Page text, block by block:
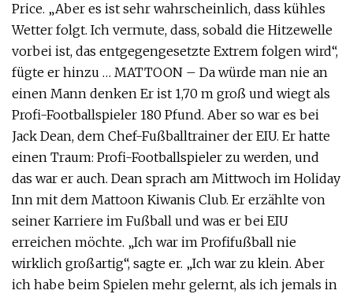
Price. „Aber es ist sehr wahrscheinlich, dass kühles
Wetter folgt. Ich vermute, dass, sobald die Hitzewelle
vorbei ist, das entgegengesetzte Extrem folgen wird“,
fügte er hinzu … MATTOON – Da würde man nie an
einen Mann denken Er ist 1,70 m groß und wiegt als
Profi-Footballspieler 180 Pfund. Aber so war es bei
Jack Dean, dem Chef-Fußballtrainer der EIU. Er hatte
einen Traum: Profi-Footballspieler zu werden, und
das war er auch. Dean sprach am Mittwoch im Holiday
Inn mit dem Mattoon Kiwanis Club. Er erzählte von
seiner Karriere im Fußball und was er bei EIU
erreichen möchte. „Ich war im Profifußball nie
wirklich großartig“, sagte er. „Ich war zu klein. Aber
ich habe beim Spielen mehr gelernt, als ich jemals in